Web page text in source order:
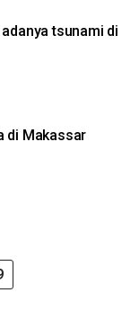
tsunami di
di Makassar